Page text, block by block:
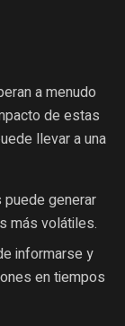
a menudo
de estas
llevar a una
generar
más volátiles.
informarse y
en tiempos